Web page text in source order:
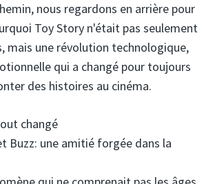
nous regardons en arrière pour
Toy Story n'était pas seulement
mais une révolution technologique,
qui a changé pour toujours
des histoires au cinéma.
changé
Buzz: une amitié forgée dans la